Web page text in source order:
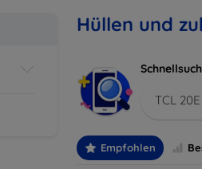
Hüllen und
TCL 20E
Empfohlen